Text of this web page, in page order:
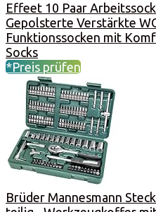
Effeet 10 Paar
Gepolsterte Verstärkte
Funktionssocken mit
Socks
*Preis prüfen
Brüder Mannesmann